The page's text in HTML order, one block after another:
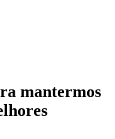
mantermos